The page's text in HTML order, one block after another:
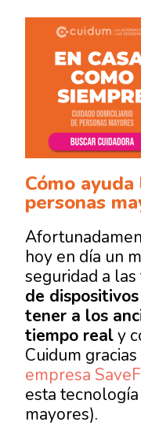
Cómo
personas
hoy en día un
seguridad a
de
tener a los
tiempo realy
Cuidum
empresa
esta
mayores).